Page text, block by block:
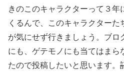
きのこのキャラクターって３年
くるんで、このキャラクター
が気にせず行きましょう。ブロ
にも、ゲテモノにも当てはまら
たので投稿したいと思います。